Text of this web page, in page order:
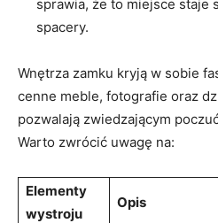
sprawia, że to miejsce staje
spacery.
Wnętrza zamku kryją w sobie
cenne meble, ‍fotografie oraz
pozwalają zwiedzającym
⁣Warto‍ zwrócić uwagę na:
Elementy
wystroju
Opis